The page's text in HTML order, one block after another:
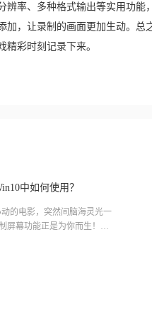
辨率、多种格式输出等实用功
，让录制的画面更加生动。总
彩时刻记录下来。
中如何使用？
的电影，突然间脑海灵光一
屏幕功能正是为你而生！无
，这个简单易用的功能都将